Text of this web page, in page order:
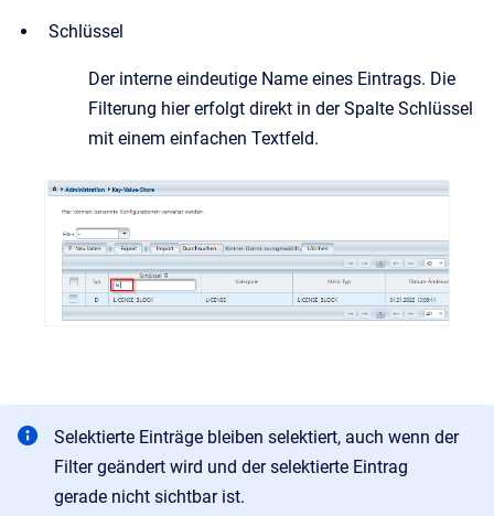
Schlüssel
Der interne eindeutige Name eines Eintrags. Die
Filterung hier erfolgt direkt in der Spalte Schlüssel
mit einem einfachen Textfeld.
Selektierte Einträge bleiben selektiert, auch wenn der
Filter geändert wird und der selektierte Eintrag
gerade nicht sichtbar ist.